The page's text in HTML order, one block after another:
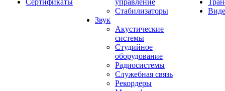
Сертификаты
управление
Стабилизаторы
Звук
Акустические
системы
Студийное
оборудование
Радиосистемы
Служебная связь
Рекордеры